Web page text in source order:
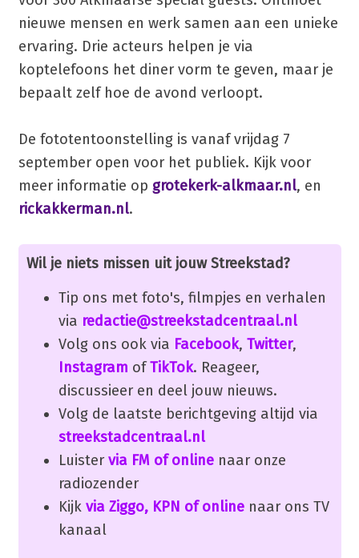
nieuwe mensen en werk samen aan een unieke
ervaring. Drie acteurs helpen je via
koptelefoons het diner vorm te geven, maar je
bepaalt zelf hoe de avond verloopt.
De fototentoonstelling is vanaf vrijdag 7
september open voor het publiek. Kijk voor
meer informatie op grotekerk-alkmaar.nl, en
rickakkerman.nl.
Wil je niets missen uit jouw Streekstad?
Tip ons met foto's, filmpjes en verhalen
via redactie@streekstadcentraal.nl
Volg ons ook via Facebook, Twitter,
Instagram ofTikTok. Reageer,
discussieer en deel jouw nieuws.
Volg de laatste berichtgeving altijd via
streekstadcentraal.nl
Luister via FM of onlinenaar onze
radiozender
Kijk via Ziggo, KPN of onlinenaar ons TV
kanaal